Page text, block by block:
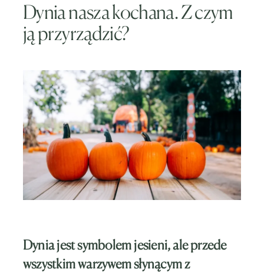
Dynia nasza kochana. Z czym
ją przyrządzić?
Dynia jest symbolem jesieni, ale przede
wszystkim warzywem słynącym z